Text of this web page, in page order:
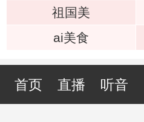
祖国美
ai美食
首页 直播 听音